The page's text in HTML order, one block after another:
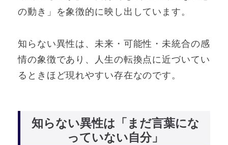
の動き」を象徴的に映し出しています。
知らない異性は、未来・可能性・未統合の感
情の象徴であり、人生の転換点に近づいてい
るときほど現れやすい存在なのです。
知らない異性は「まだ言葉にな
っていない自分」